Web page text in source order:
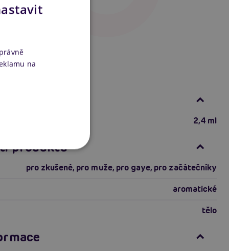
2,4 ml
produktu
pro zkušené, pro muže, pro gaye, pro začátečníky
aromatické
tělo
na